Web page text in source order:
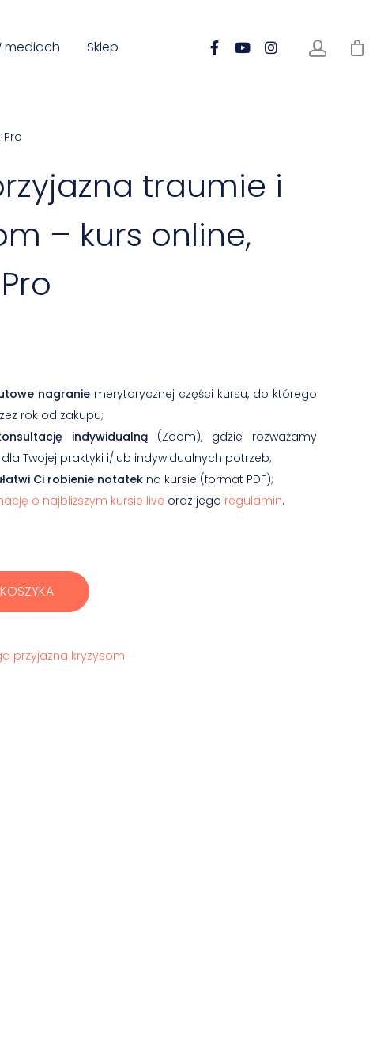
mediach Sklep
traumie i
– kurs online,
nagranie merytorycznej części kursu, do którego
rok od zakupu;
indywidualną (Zoom), gdzie rozważamy
Twojej praktyki i/lub indywidualnych potrzeb;
Ci robienie notatek na kursie (format PDF);
o najbliższym kursie live oraz jego regulamin.
przyjazna kryzysom